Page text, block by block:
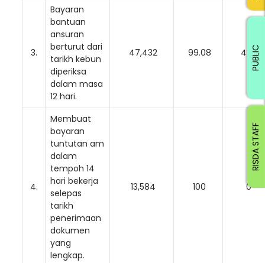
3.
Bayaran
bantuan
ansuran
berturut dari
tarikh kebun
diperiksa
dalam masa
12 hari.
47,432 99.08 439
4.
Membuat
bayaran
tuntutan am
dalam
tempoh 14
hari bekerja
selepas
tarikh
penerimaan
dokumen
yang
lengkap.
13,584 100 0
RISDA STAFF
PUBLIC